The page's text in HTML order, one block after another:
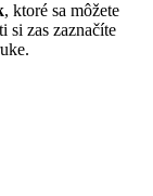
, ktoré sa môžete
si zas zaznačíte